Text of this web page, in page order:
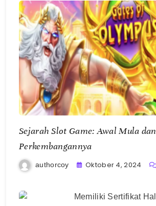
Sejarah Slot Game: Awal Mula dan
Perkembangannya
authorcoy Oktober 4, 2024